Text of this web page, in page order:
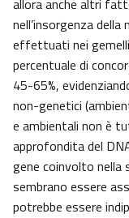
allora anche altri
nell’insorgenza
effettuati nei
percentuale di
45-65%,
non-genetici
e ambientali non è
approfondita del
gene coinvolto
sembrano essere
potrebbe essere